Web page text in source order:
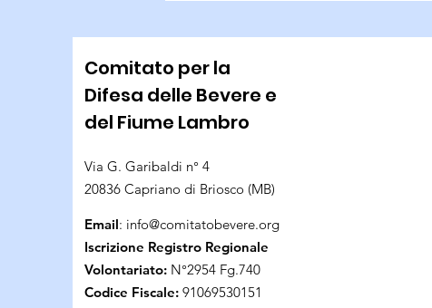
Comitato per la
Difesa delle Bevere e
del Fiume Lambro
Via G. Garibaldi n° 4
20836 Capriano di Briosco (MB)
Email: info@comitatobevere.org
Iscrizione Registro Regionale
Volontariato: N°2954 Fg.740
Codice Fiscale: 91069530151